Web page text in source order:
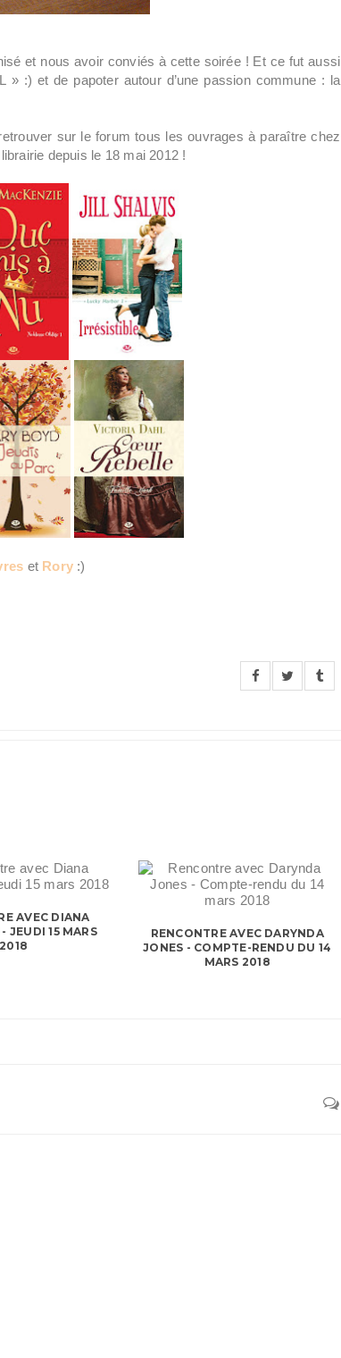
et nous avoir conviés à cette soirée ! Et ce fut aussi
:) et de papoter autour d’une passion commune : la
sur le forum tous les ouvrages à paraître chez
depuis le 18 mai 2012 !
et Rory:)
AVEC DIANA
JEUDI 15 MARS
2018
RENCONTRE AVEC DARYNDA
JONES - COMPTE-RENDU DU 14
MARS 2018